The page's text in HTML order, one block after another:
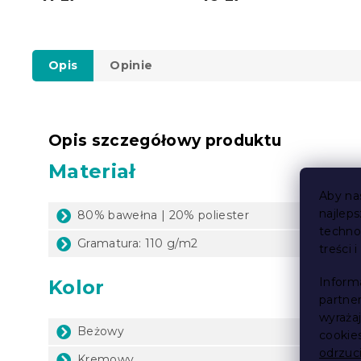
Aby
treści
Opis Opinie
Opis szczegółowy produktu
Materiał
80% bawełna | 20% poliester
Gramatura: 110 g/m2
Kolor
Beżowy